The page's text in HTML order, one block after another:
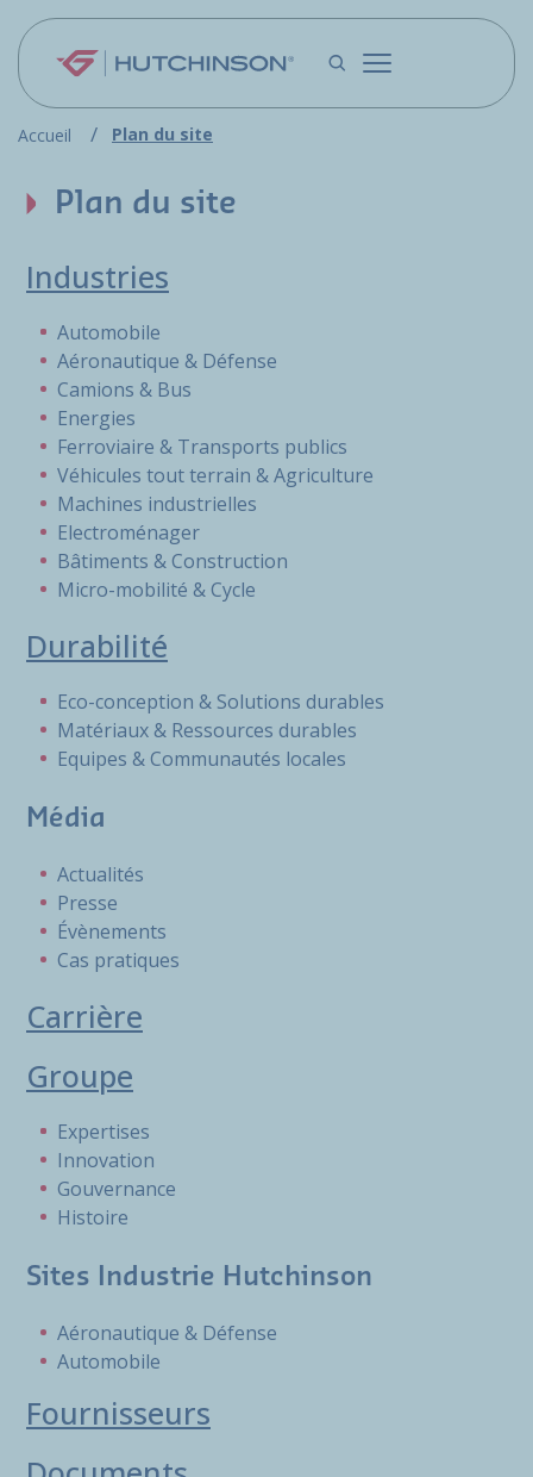
Aller au contenu principal
Accueil Plan du site
Plan du site
Industries
Automobile
Aéronautique & Défense
Camions & Bus
Energies
Ferroviaire & Transports publics
Véhicules tout terrain & Agriculture
Machines industrielles
Electroménager
Bâtiments & Construction
Micro-mobilité & Cycle
Durabilité
Eco-conception & Solutions durables
Matériaux & Ressources durables
Equipes & Communautés locales
Média
Actualités
Presse
Évènements
Cas pratiques
Carrière
Groupe
Expertises
Innovation
Gouvernance
Histoire
Sites Industrie Hutchinson
Aéronautique & Défense
Automobile
Fournisseurs